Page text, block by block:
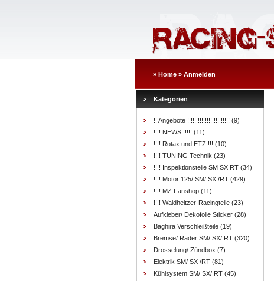
» Home » Anmelden
Kategorien
!! Angebote !!!!!!!!!!!!!!!!!!!!!!!! (9)
!!!! NEWS !!!!! (11)
!!!! Rotax und ETZ !!! (10)
!!!! TUNING Technik (23)
!!!! Inspektionsteile SM SX RT (34)
!!!! Motor 125/ SM/ SX /RT (429)
!!!! MZ Fanshop (11)
!!!! Waldheitzer-Racingteile (23)
Aufkleber/ Dekofolie Sticker (28)
Baghira Verschleißteile (19)
Bremse/ Räder SM/ SX/ RT (320)
Drosselung/ Zündbox (7)
Elektrik SM/ SX /RT (81)
Kühlsystem SM/ SX/ RT (45)